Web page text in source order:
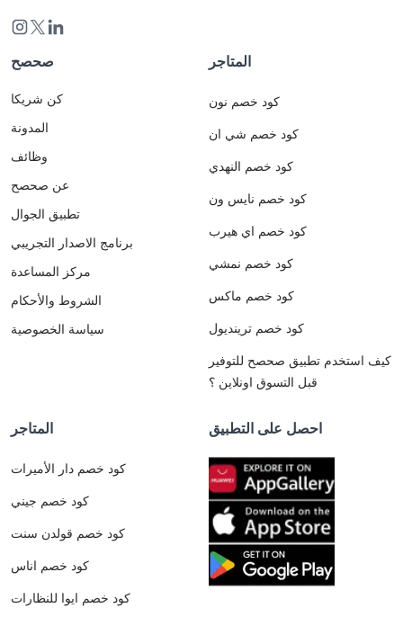
صحصح
كن شريكا
المدونة
وظائف
عن صحصح
تطبيق الجوال
برنامج الاصدار التجريبي
مركز المساعدة
الشروط والأحكام
سياسة الخصوصية
المتاجر
كود خصم نون
كود خصم شي ان
كود خصم النهدي
كود خصم نايس ون
كود خصم اي هيرب
كود خصم نمشي
كود خصم ماكس
كود خصم ترينديول
كيف استخدم تطبيق صحصح للتوفير
قبل التسوق اونلاين ؟
المتاجر
كود خصم دار الأميرات
كود خصم جيني
كود خصم قولدن سنت
كود خصم اناس
كود خصم ايوا للنظارات
احصل على التطبيق